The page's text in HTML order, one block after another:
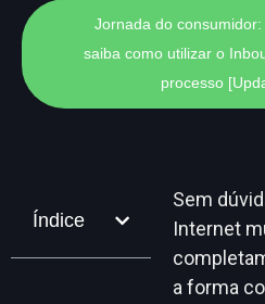
Jornada do
saiba como utilizar o
processo
Índice
Sem
Internet
a forma